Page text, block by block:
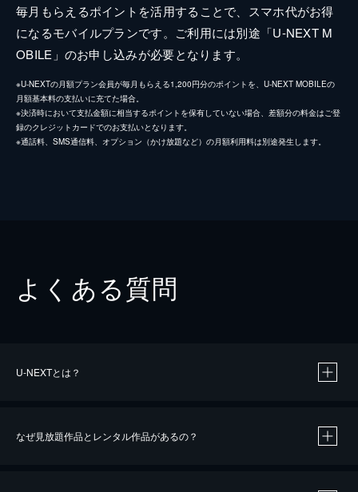
毎月もらえるポイントを活用することで、スマホ代がお得
になるモバイルプランです。ご利用には別途「U-NEXT M
OBILE」のお申し込みが必要となります。
※U-NEXTの月額プラン会員が毎月もらえる1,200円分のポイントを、U-NEXT MOBILEの
月額基本料の支払いに充てた場合。
※決済時において支払金額に相当するポイントを保有していない場合、差額分の料金はご登
録のクレジットカードでのお支払いとなります。
※通話料、SMS通信料、オプション（かけ放題など）の月額利用料は別途発生します。
よくある質問
U-NEXTとは？
なぜ見放題作品とレンタル作品があるの？